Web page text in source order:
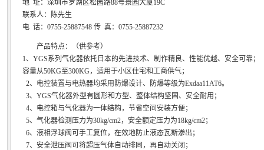
地 址：深圳市罗湖区松园路88号景园大厦19C
联系人：陈先生
电 话：0755-25887548 传 真：0755-25887232
产品特点：（供参考）
1、YGS系列气化器依托日本的先进技术、制作精良、性能优越、安全可靠；
容量从50KG至300KG，适用于小区住宅和工商供气；
2、电控装置与电热器均采用防爆设计、防爆等级为Exdaa11AT6。
3、YGS气化器外型有圆形和方型、整体结构坚固、安全耐用；
4、电控箱与气化器为一体结构，节省空间安装方便；
5、气化器检测压力为30kg/cm2，安全额定压力为18kg/cm2；
6、液相浮球阀可手工复位，在效地防止液态瓦斯渗出；
7、安全泄压阀可将超压气体自动排同，再自动关闭；